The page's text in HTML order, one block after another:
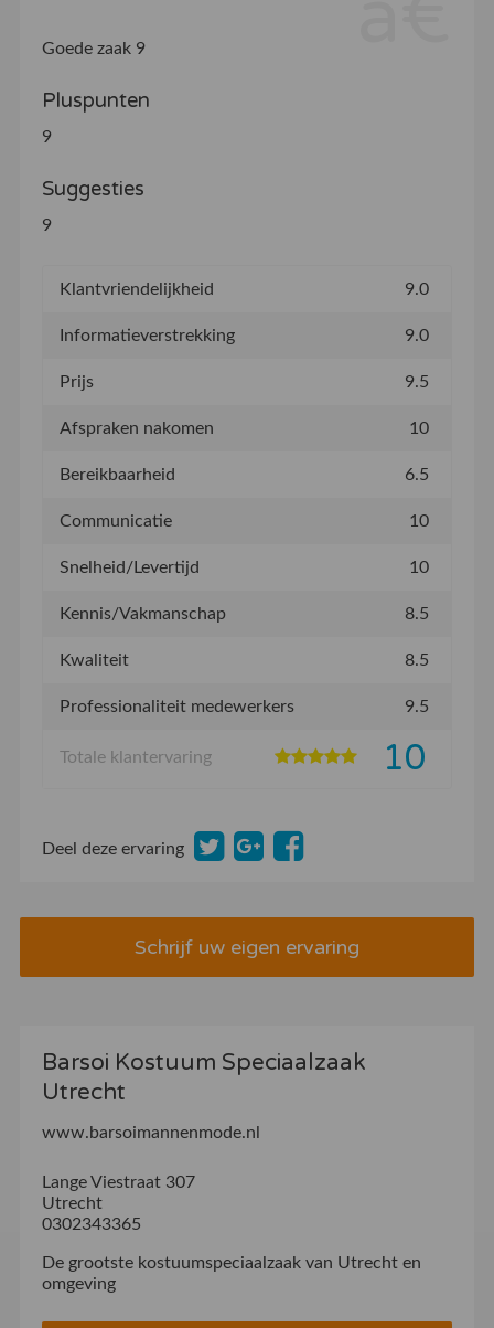
Goede zaak 9
Pluspunten
9
Suggesties
9
Klantvriendelijkheid 9.0
Informatieverstrekking 9.0
Prijs 9.5
Afspraken nakomen 10
Bereikbaarheid 6.5
Communicatie 10
Snelheid/Levertijd 10
Kennis/Vakmanschap 8.5
Kwaliteit 8.5
Professionaliteit medewerkers 9.5
Totale klantervaring 10
Deel deze ervaring
Schrijf uw eigen ervaring
Barsoi Kostuum Speciaalzaak
Utrecht
www.barsoimannenmode.nl
Lange Viestraat 307
Utrecht
0302343365
De grootste kostuumspeciaalzaak van Utrecht en
omgeving